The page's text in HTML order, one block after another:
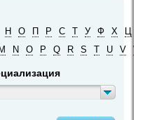
Н О П Р С Т У Ф Х Ц
M N O P Q R S T U V W